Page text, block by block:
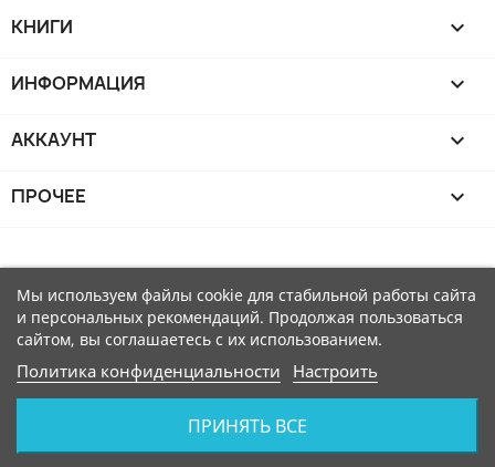
КНИГИ 
ИНФОРМАЦИЯ 
АККАУНТ 
ПРОЧЕЕ 
Мы используем файлы cookie для стабильной работы сайта
и персональных рекомендаций. Продолжая пользоваться
сайтом, вы соглашаетесь с их использованием.
Политика конфиденциальности Настроить
ПРИНЯТЬ ВСЕ